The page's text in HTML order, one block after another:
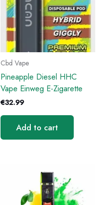
Cbd Vape
Pineapple Diesel HHC
Vape Einweg E-Zigarette
€32.99
Add to cart